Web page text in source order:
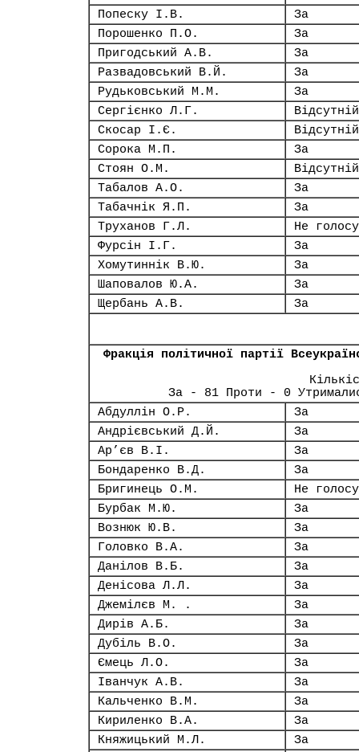
Попеску І.В.
За
Порошенко П.О.
За
Пригодський А.В.
За
Развадовський В.Й.
За
Рудьковський М.М.
За
Сергієнко Л.Г.
Відсутній
Скосар І.Є.
Відсутній
Сорока М.П.
За
Стоян О.М.
Відсутній
Табалов А.О.
За
Табачнік Я.П.
За
Труханов Г.Л.
Не
Фурсін І.Г.
За
Хомутиннік В.Ю.
За
Шаповалов Ю.А.
За
Щербань А.В.
За
Фракція політичної партії
За - 81 Проти - 0
Абдуллін О.Р.
За
Андрієвський Д.Й.
За
Ар’єв В.І.
За
Бондаренко В.Д.
За
Бригинець О.М.
Не
Бурбак М.Ю.
За
Вознюк Ю.В.
За
Головко В.А.
За
Данілов В.Б.
За
Денісова Л.Л.
За
Джемілєв М. .
За
Дирів А.Б.
За
Дубіль В.О.
За
Ємець Л.О.
За
Іванчук А.В.
За
Кальченко В.М.
За
Кириленко В.А.
За
Княжицький М.Л.
За